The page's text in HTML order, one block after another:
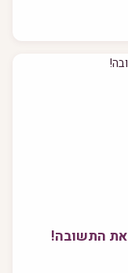
את התשובה!